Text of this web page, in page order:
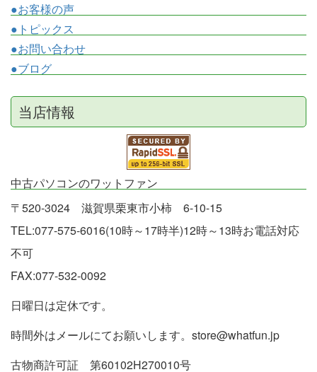
●お客様の声
●トピックス
●お問い合わせ
●ブログ
当店情報
中古パソコンのワットファン
〒520-3024 滋賀県栗東市小柿 6-10-15
TEL:077-575-6016(10時～17時半)12時～13時お電話対応
不可
FAX:077-532-0092
日曜日は定休です。
時間外はメールにてお願いします。store@whatfun.jp
古物商許可証 第60102H270010号